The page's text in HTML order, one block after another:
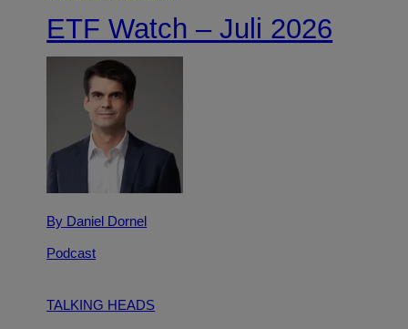
ETF Watch – Juli 2026
By Daniel Dornel
Podcast
TALKING HEADS